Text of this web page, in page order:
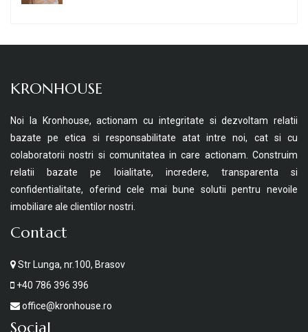
KRONHOUSE
Noi la Kronhouse, actionam cu integritate si dezvoltam relatii
bazate pe etica si responsabilitate atat intre noi, cat si cu
colaboratorii nostri si comunitatea in care actionam. Construim
relatii bazate pe loialitate, incredere, transparenta si
confidentialitate, oferind cele mai bune solutii pentru nevoile
imobiliare ale clientilor nostri.
Contact
Str Lunga, nr.100, Brasov
+40 786 396 396
office@kronhouse.ro
Social